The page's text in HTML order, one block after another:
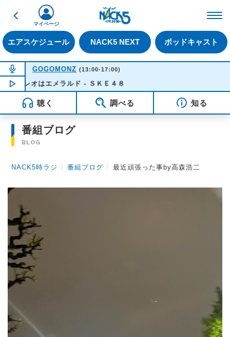
戻る
エアスケジュール NACK5 NEXT ポッドキャスト
マイページ
NOW ON AIR
GOGOMONZ (13:00-17:00)
NOW PLAYING14:47
パレオはエメラルド - ＳＫＥ４８
聴く 調べる 知る
番組ブログ
BLOG
NACK5時ラジ 〉番組ブログ 〉最近頑張った事by高森浩二